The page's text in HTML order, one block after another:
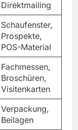
Direktmailing
Schaufenster,
Prospekte,
POS-Material
Fachmessen,
Broschüren,
Visitenkarten
Verpackung,
Beilagen